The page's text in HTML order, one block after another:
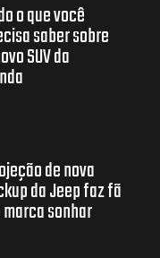
o que você
saber sobre
SUV da
de nova
da Jeep faz fã
sonhar